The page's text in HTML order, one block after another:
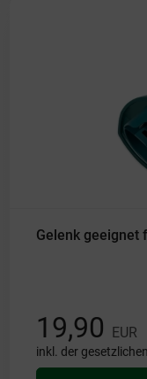
Gelenk geeignet
19,90 EUR
inkl. der